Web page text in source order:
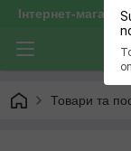
Інтернет-
Товари та